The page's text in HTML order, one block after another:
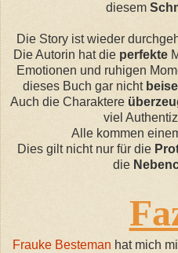
diesem
Die Story ist wieder
Die Autorin hat die perfekte
Emotionen und ruhigen
dieses Buch gar nicht
Auch die Charaktere
viel
Alle kommen
Dies gilt nicht nur für die
die
Frauke Besteman hat mich